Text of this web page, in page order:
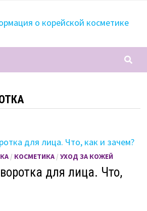
/ КОСМЕТИКА/ УХОД ЗА КОЖЕЙ
для лица. Что,